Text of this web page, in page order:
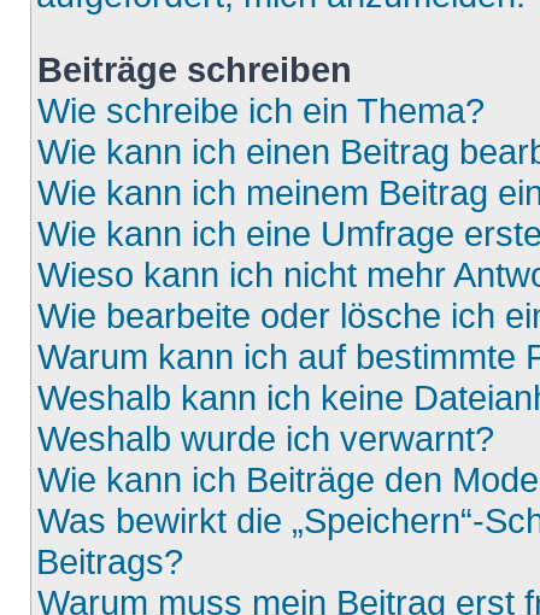
Beiträge schreiben
Wie schreibe ich ein Thema?
Wie kann ich einen Beitrag
Wie kann ich meinem Beitrag
Wie kann ich eine Umfrage
Wieso kann ich nicht mehr
Wie bearbeite oder lösche ich
Warum kann ich auf bestimmte
Weshalb kann ich keine
Weshalb wurde ich verwarnt?
Wie kann ich Beiträge den
Was bewirkt die „Speichern“-
Beitrags?
Warum muss mein Beitrag erst